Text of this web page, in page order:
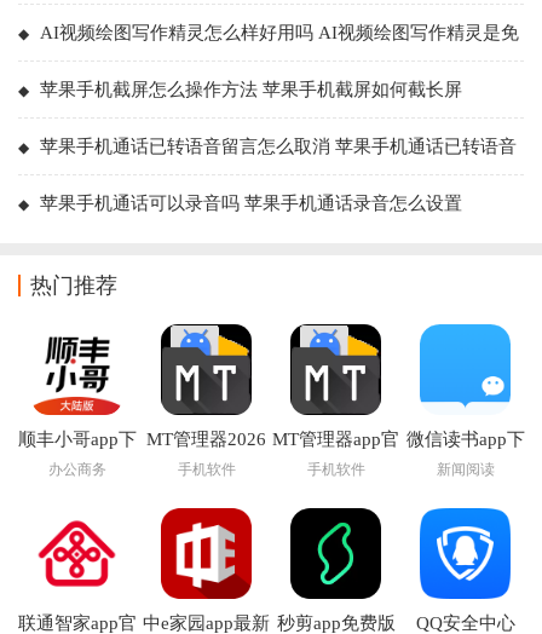
AI视频绘图写作精灵怎么样好用吗 AI视频绘图写作精灵是免
苹果手机截屏怎么操作方法 苹果手机截屏如何截长屏
苹果手机通话已转语音留言怎么取消 苹果手机通话已转语音
苹果手机通话可以录音吗 苹果手机通话录音怎么设置
热门推荐
顺丰小哥app下
载
办公商务
MT管理器2026
官方最新版本
手机软件
MT管理器app官
方版下载
手机软件
微信读书app下
载安装官方版
新闻阅读
联通智家app官 中e家园app最新 秒剪app免费版
QQ安全中心